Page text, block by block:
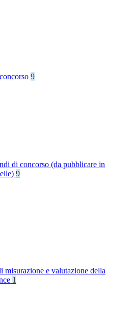
9
di concorso (da pubblicare in
9
misurazione e valutazione della
1